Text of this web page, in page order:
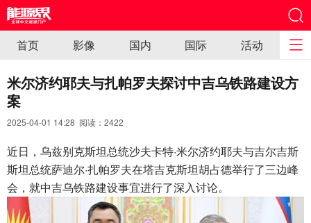
首页 影像 国内 国际 活动
米尔济约耶夫与扎帕罗夫探讨中吉乌铁路建设方
案
2025-04-01 14:28 阅读： 2422
近日，乌兹别克斯坦总统沙夫卡特·米尔济约耶夫与吉尔吉斯
斯坦总统萨迪尔·扎帕罗夫在塔吉克斯坦胡占德举行了三边峰
会，就中吉乌铁路建设事宜进行了深入讨论。